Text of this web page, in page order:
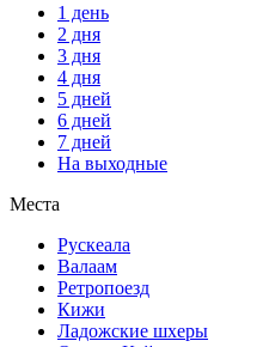
1 день
2 дня
3 дня
4 дня
5 дней
6 дней
7 дней
На выходные
Места
Рускеала
Валаам
Ретропоезд
Кижи
Ладожские шхеры